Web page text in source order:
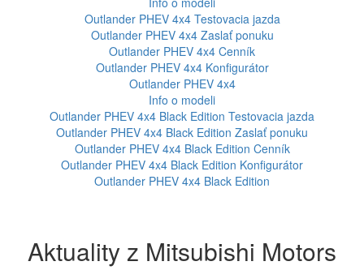
Outlander PHEV 4x4 Testovacia jazda
Outlander PHEV 4x4 Zaslať ponuku
Outlander PHEV 4x4 Cenník
Outlander PHEV 4x4 Konfigurátor
Outlander PHEV 4x4
Info o modeli
Outlander PHEV 4x4 Black Edition Testovacia jazda
Outlander PHEV 4x4 Black Edition Zaslať ponuku
Outlander PHEV 4x4 Black Edition Cenník
Outlander PHEV 4x4 Black Edition Konfigurátor
Outlander PHEV 4x4 Black Edition
Aktuality z Mitsubishi Motors